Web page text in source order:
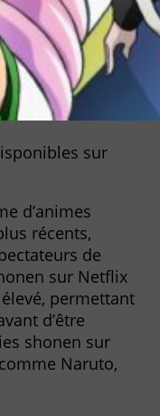
sur
d’animes
récents,
de
sur Netflix
permettant
d’être
shonen sur
Naruto,